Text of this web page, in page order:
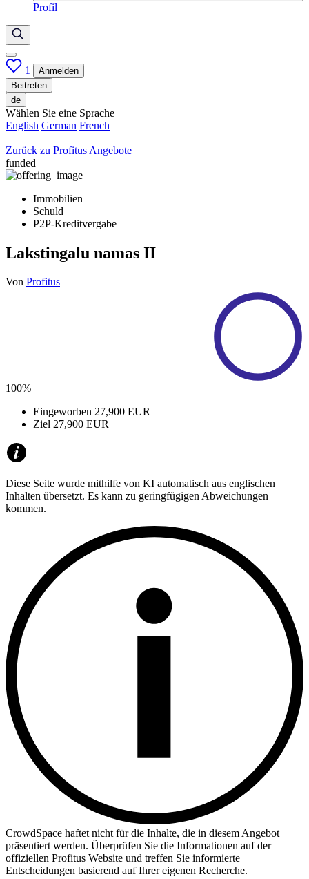
Profil
1
Anmelden
Beitreten
de
Wählen Sie eine Sprache
English German French
Zurück zu Profitus Angebote
funded
Immobilien
Schuld
P2P-Kreditvergabe
Lakstingalu namas II
Von Profitus
100%
Eingeworben 27,900 EUR
Ziel 27,900 EUR
Diese Seite wurde mithilfe von KI automatisch aus englischen
Inhalten übersetzt. Es kann zu geringfügigen Abweichungen
kommen.
CrowdSpace haftet nicht für die Inhalte, die in diesem Angebot
präsentiert werden. Überprüfen Sie die Informationen auf der
offiziellen Profitus Website und treffen Sie informierte
Entscheidungen basierend auf Ihrer eigenen Recherche.